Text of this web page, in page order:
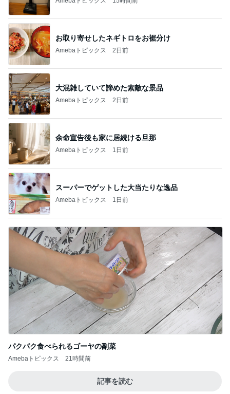
お取り寄せしたネギトロをお裾分け
Amebaトピックス 2日前
大混雑していて諦めた素敵な景品
Amebaトピックス 2日前
余命宣告後も家に居続ける旦那
Amebaトピックス 1日前
スーパーでゲットした大当たりな逸品
Amebaトピックス 1日前
パクパク食べられるゴーヤの副菜
Amebaトピックス 21時間前
記事を読む